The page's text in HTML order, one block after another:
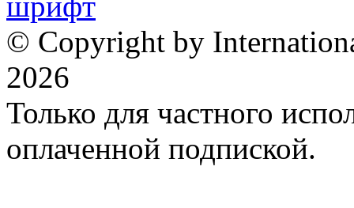
© Copyright by
2026
Только для частного
оплаченной подпиской.